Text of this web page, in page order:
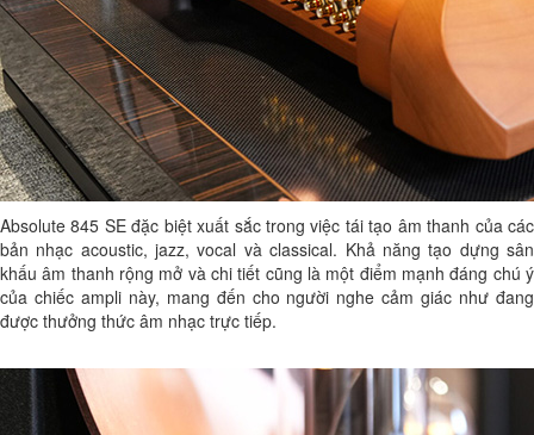
Absolute 845 SE đặc biệt xuất sắc trong việc tái tạo âm thanh của các
bản nhạc acoustic, jazz, vocal và classical. Khả năng tạo dựng sân
khấu âm thanh rộng mở và chi tiết cũng là một điểm mạnh đáng chú ý
của chiếc ampli này, mang đến cho người nghe cảm giác như đang
được thưởng thức âm nhạc trực tiếp.